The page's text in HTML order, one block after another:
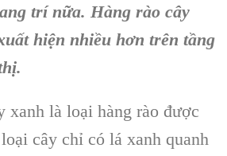
trí nữa. Hàng rào cây
hiện nhiều hơn trên tầng
xanh là loại hàng rào được
cây chỉ có lá xanh quanh